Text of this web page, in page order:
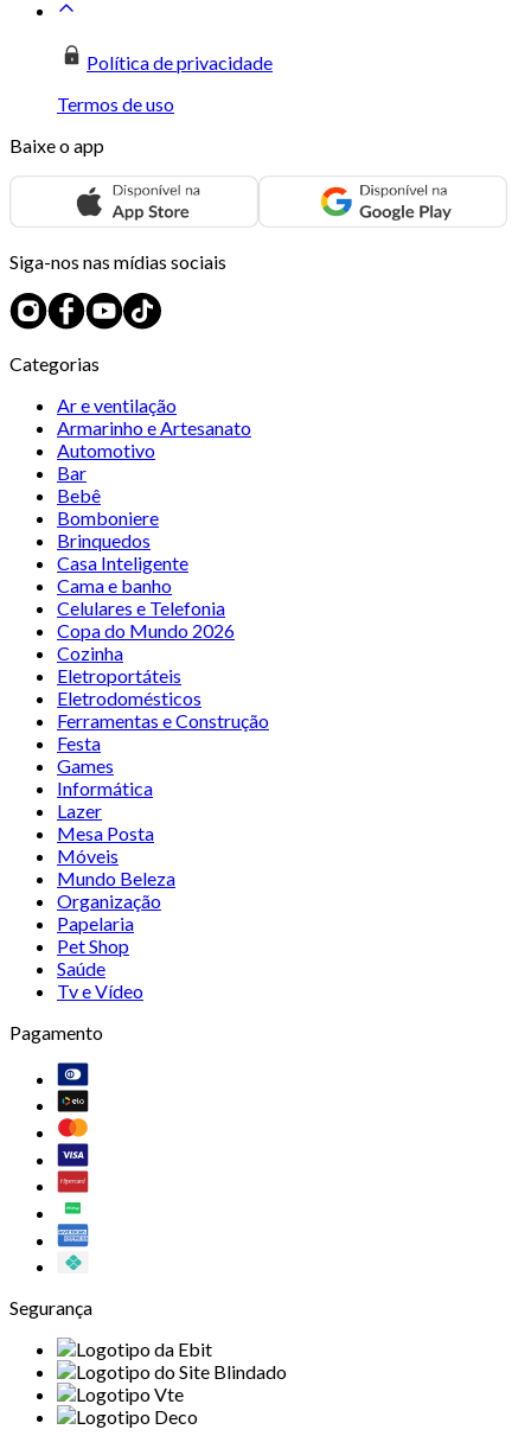
Política de privacidade
Termos de uso
Baixe o app
Siga-nos nas mídias sociais
Categorias
Ar e ventilação
Armarinho e Artesanato
Automotivo
Bar
Bebê
Bomboniere
Brinquedos
Casa Inteligente
Cama e banho
Celulares e Telefonia
Copa do Mundo 2026
Cozinha
Eletroportáteis
Eletrodomésticos
Ferramentas e Construção
Festa
Games
Informática
Lazer
Mesa Posta
Móveis
Mundo Beleza
Organização
Papelaria
Pet Shop
Saúde
Tv e Vídeo
Pagamento
Segurança